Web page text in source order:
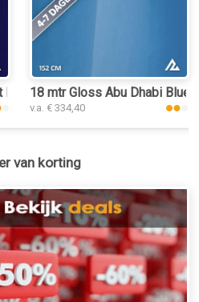
Blue 3149 plakfolie
18 mtr Gloss Abu Dhabi Blue
v.a. € 334,40
van korting